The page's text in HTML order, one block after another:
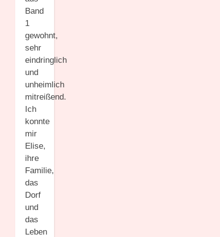
Band
1
gewohnt,
sehr
eindringlich
und
unheimlich
mitreißend.
Ich
konnte
mir
Elise,
ihre
Familie,
das
Dorf
und
das
Leben